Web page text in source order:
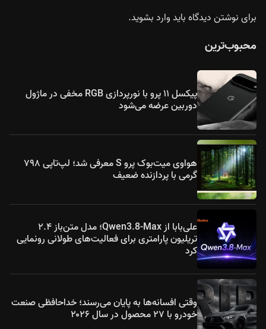
برای نوشتن دیدگاه بایدوارد بشوید.
محبوب‌ترین
پیکسل ۱۱ پرو با نورپردازی RGB مخفی در ماژول
دوربین عرضه می‌شود
هواوی میت‌بوک پرو S معرفی شد؛ لپ‌تاپی ۷۹۸
گرمی با پردازنده ضعیف
علی‌بابا از Qwen3.8-Max؛ مدل متن‌باز ۲.۴
تریلیون پارامتری برای فعالیت‌های طولانی رونمایی
کرد
وقتی افسانه‌ها به پایان می‌رسند؛ خداحافظی صنعت
خودرو با ۲۷ محصول در سال ۲۰۲۶